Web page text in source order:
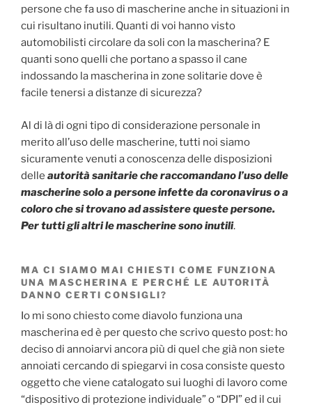
persone che fa uso di mascherine anche in situazioni in
cui risultano inutili. Quanti di voi hanno visto
automobilisti circolare da soli con la mascherina? E
quanti sono quelli che portano a spasso il cane
indossando la mascherina in zone solitarie dove è
facile tenersi a distanze di sicurezza?
Al di là di ogni tipo di considerazione personale in
merito all’uso delle mascherine, tutti noi siamo
sicuramente venuti a conoscenza delle disposizioni
delle autorità sanitarie che raccomandano l’uso delle
mascherine solo a persone infette da coronavirus o a
coloro che si trovano ad assistere queste persone.
Per tutti gli altri le mascherine sono inutili.
MA CI SIAMO MAI CHIESTI COME FUNZIONA
UNA MASCHERINA E PERCHÉ LE AUTORITÀ
DANNO CERTI CONSIGLI?
Io mi sono chiesto come diavolo funziona una
mascherina ed è per questo che scrivo questo post: ho
deciso di annoiarvi ancora più di quel che già non siete
annoiati cercando di spiegarvi in cosa consiste questo
oggetto che viene catalogato sui luoghi di lavoro come
“dispositivo di protezione individuale” o “DPI” ed il cui